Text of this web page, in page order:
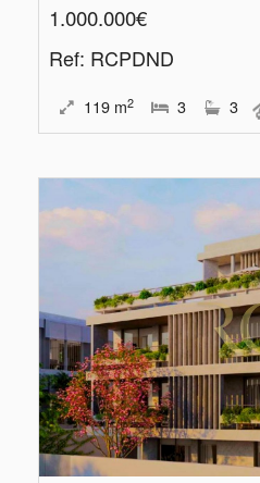
1.000.000€
Ref: RCPDND
119 m2 3 3